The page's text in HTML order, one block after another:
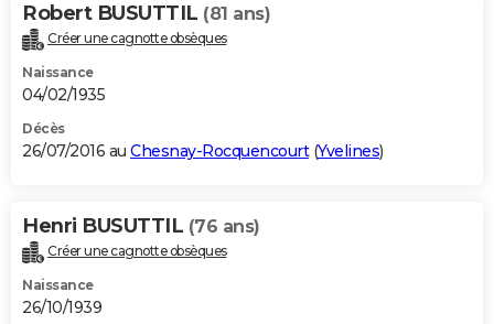
Robert BUSUTTIL (81 ans)
Créer une cagnotte obsèques
Naissance
04/02/1935
Décès
26/07/2016 au Chesnay-Rocquencourt(Yvelines)
Henri BUSUTTIL (76 ans)
Créer une cagnotte obsèques
Naissance
26/10/1939